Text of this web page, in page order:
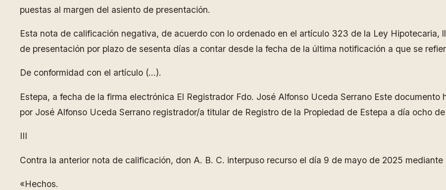
puestas al margen del asiento de presentación.
Esta nota de calificación negativa, de acuerdo con lo ordenado en el artículo 323 de la Ley Hipotecaria,
de presentación por plazo de sesenta días a contar desde la fecha de la última notificación a que se
De conformidad con el artículo (…).
Estepa, a fecha de la firma electrónica El Registrador Fdo. José Alfonso Uceda Serrano Este
por José Alfonso Uceda Serrano registrador/a titular de Registro de la Propiedad de Estepa a día ocho
III
Contra la anterior nota de calificación, don A. B. C. interpuso recurso el día 9 de mayo de 2025
«Hechos.